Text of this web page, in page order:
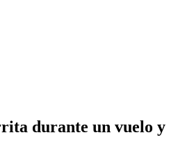
durante un vuelo y